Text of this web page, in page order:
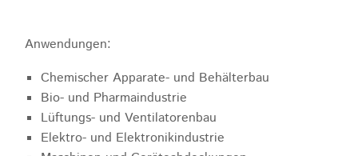
Anwendungen:
Chemischer Apparate- und Behälterbau
Bio- und Pharmaindustrie
Lüftungs- und Ventilatorenbau
Elektro- und Elektronikindustrie